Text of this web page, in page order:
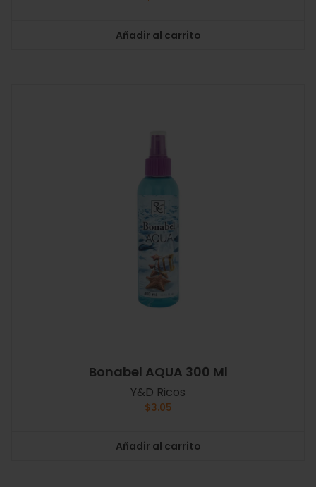
Añadir al carrito
Bonabel AQUA 300 Ml
Y&D Ricos
$3.05
Añadir al carrito